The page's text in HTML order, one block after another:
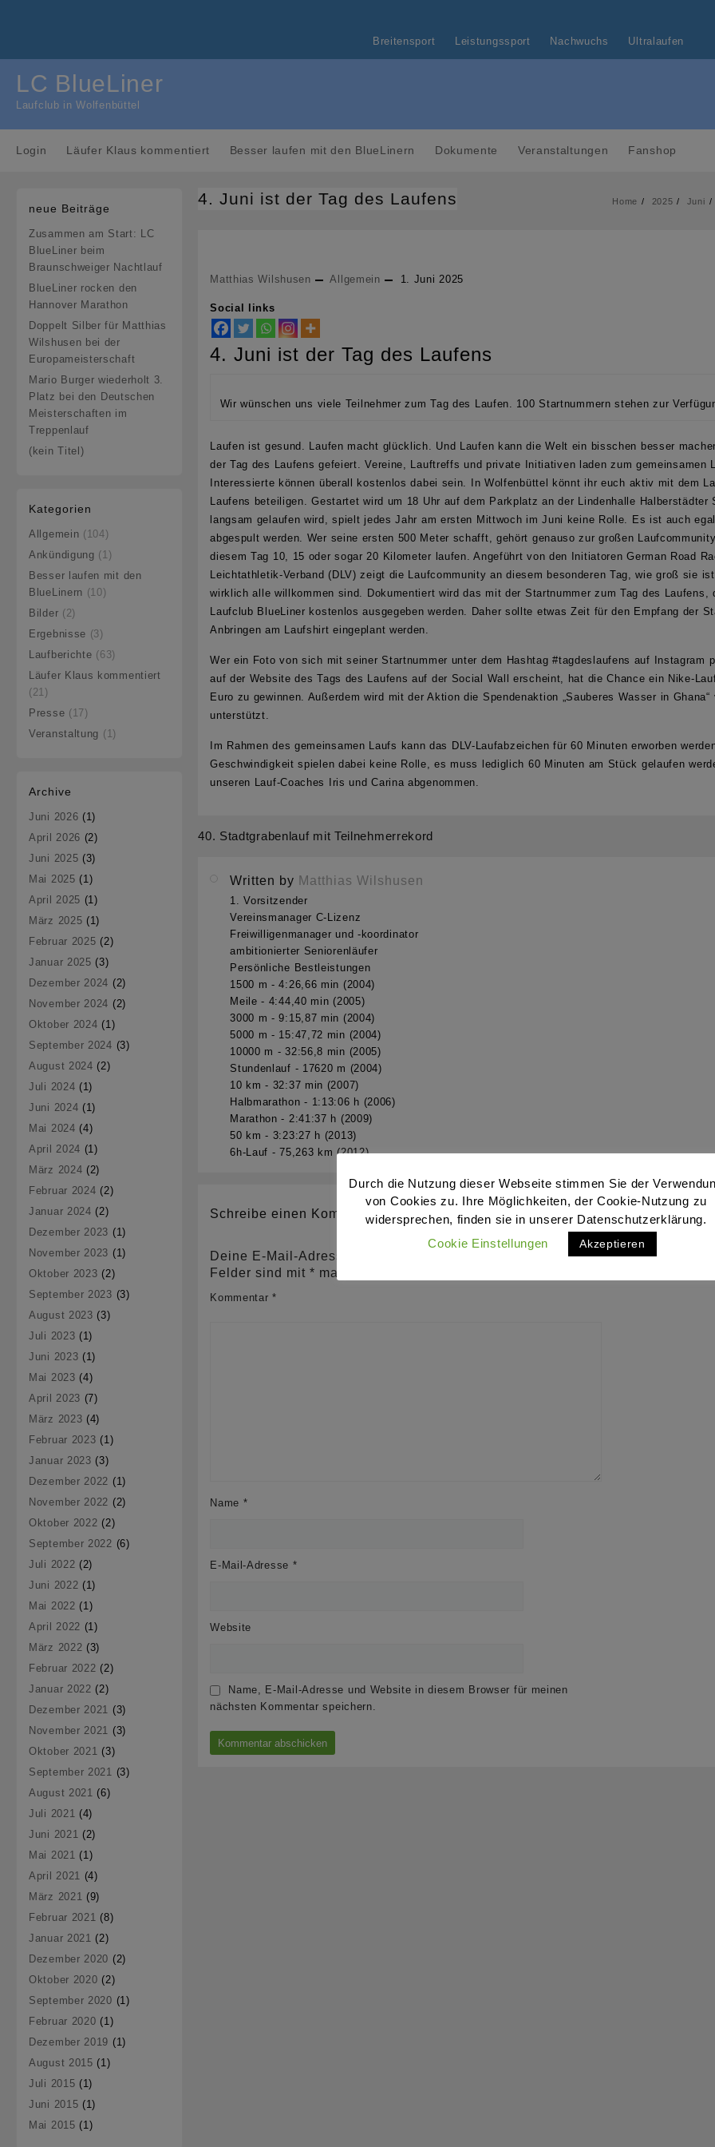
Breitensport Leistungssport Nachwuchs Ultralaufen
LC BlueLiner
Laufclub in Wolfenbüttel
Login Läufer Klaus kommentiert Besser laufen mit den BlueLinern Dokumente Veranstaltungen Fanshop
neue Beiträge
Zusammen am Start: LC
BlueLiner beim
Braunschweiger Nachtlauf
BlueLiner rocken den
Hannover Marathon
Doppelt Silber für Matthias
Wilshusen bei der
Europameisterschaft
Mario Burger wiederholt 3.
Platz bei den Deutschen
Meisterschaften im
Treppenlauf
(kein Titel)
Kategorien
Allgemein (104)
Ankündigung (1)
Besser laufen mit den
BlueLinern (10)
Bilder (2)
Ergebnisse (3)
Laufberichte (63)
Läufer Klaus kommentiert
(21)
Presse (17)
Veranstaltung (1)
Archive
Juni 2026 (1)
April 2026 (2)
Juni 2025 (3)
Mai 2025 (1)
April 2025 (1)
März 2025 (1)
Februar 2025 (2)
Januar 2025 (3)
Dezember 2024 (2)
November 2024 (2)
Oktober 2024 (1)
September 2024 (3)
August 2024 (2)
Juli 2024 (1)
Juni 2024 (1)
Mai 2024 (4)
April 2024 (1)
März 2024 (2)
Februar 2024 (2)
Januar 2024 (2)
Dezember 2023 (1)
November 2023 (1)
Oktober 2023 (2)
September 2023 (3)
August 2023 (3)
Juli 2023 (1)
Juni 2023 (1)
Mai 2023 (4)
April 2023 (7)
März 2023 (4)
Februar 2023 (1)
Januar 2023 (3)
Dezember 2022 (1)
November 2022 (2)
Oktober 2022 (2)
September 2022 (6)
Juli 2022 (2)
Juni 2022 (1)
Mai 2022 (1)
April 2022 (1)
März 2022 (3)
Februar 2022 (2)
Januar 2022 (2)
Dezember 2021 (3)
November 2021 (3)
Oktober 2021 (3)
September 2021 (3)
August 2021 (6)
Juli 2021 (4)
Juni 2021 (2)
Mai 2021 (1)
April 2021 (4)
März 2021 (9)
Februar 2021 (8)
Januar 2021 (2)
Dezember 2020 (2)
Oktober 2020 (2)
September 2020 (1)
Februar 2020 (1)
Dezember 2019 (1)
August 2015 (1)
Juli 2015 (1)
Juni 2015 (1)
Mai 2015 (1)
4. Juni ist der Tag des Laufens Home 2025 Juni
Matthias Wilshusen Allgemein 1. Juni 2025
Social links
4. Juni ist der Tag des Laufens
Wir wünschen uns viele Teilnehmer zum Tag des Laufen. 100 Startnummern stehen zur
Laufen ist gesund. Laufen macht glücklich. Und Laufen kann die Welt ein bisschen besser
der Tag des Laufens gefeiert. Vereine, Lauftreffs und private Initiativen laden zum gemeinsamen
Interessierte können überall kostenlos dabei sein. In Wolfenbüttel könnt ihr euch aktiv mit dem
Laufens beteiligen. Gestartet wird um 18 Uhr auf dem Parkplatz an der Lindenhalle
langsam gelaufen wird, spielt jedes Jahr am ersten Mittwoch im Juni keine Rolle. Es ist auch
abgespult werden. Wer seine ersten 500 Meter schafft, gehört genauso zur großen
diesem Tag 10, 15 oder sogar 20 Kilometer laufen. Angeführt von den
Initiatoren German Road
Leichtathletik-Verband (DLV) zeigt die Laufcommunity an diesem besonderen Tag, wie groß sie
wirklich alle willkommen sind. Dokumentiert wird das mit der Startnummer zum Tag des Laufens,
Laufclub BlueLiner kostenlos ausgegeben werden. Daher sollte etwas Zeit für den Empfang der
Anbringen am Laufshirt eingeplant werden.
Wer ein Foto von sich mit seiner Startnummer unter dem Hashtag #tagdeslaufens auf Instagram
auf der Website des Tags des Laufens auf der Social Wall erscheint, hat die Chance ein Nike-
Euro zu gewinnen. Außerdem wird mit der Aktion die Spendenaktion „Sauberes Wasser in
unterstützt.
Im Rahmen des gemeinsamen Laufs kann das DLV-Laufabzeichen für 60 Minuten erworben
Geschwindigkeit spielen dabei keine Rolle, es muss lediglich 60 Minuten am Stück gelaufen
unseren Lauf-Coaches Iris und Carina abgenommen.
Beitragsnavigation
40. Stadtgrabenlauf mit Teilnehmerrekord
Written by Matthias Wilshusen
1. Vorsitzender
Vereinsmanager C-Lizenz
Freiwilligenmanager und -koordinator
ambitionierter Seniorenläufer
Persönliche Bestleistungen
1500 m - 4:26,66 min (2004)
Meile - 4:44,40 min (2005)
3000 m - 9:15,87 min (2004)
5000 m - 15:47,72 min (2004)
10000 m - 32:56,8 min (2005)
Stundenlauf - 17620 m (2004)
10 km - 32:37 min (2007)
Halbmarathon - 1:13:06 h (2006)
Marathon - 2:41:37 h (2009)
50 km - 3:23:27 h (2013)
6h-Lauf - 75,263 km (2012)
Schreibe einen Kommentar
Deine E-Mail-Adresse wird nicht veröffentlicht.
Erforderliche
Felder sind mit* markiert
Kommentar*
Name *
E-Mail-Adresse *
Website
Name, E-Mail-Adresse und Website in diesem Browser für meinen
nächsten Kommentar speichern.
Durch die Nutzung dieser Webseite stimmen Sie der
von Cookies zu. Ihre Möglichkeiten, der Cookie-Nutzung zu
widersprechen, finden sie in unserer Datenschutzerklärung.
Cookie Einstellungen
Akzeptieren